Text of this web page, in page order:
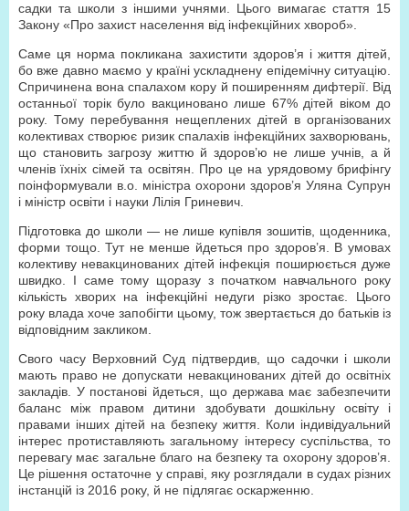
садки та школи з іншими учнями. Цього вимагає стаття 15
Закону «Про захист населення від інфекційних хвороб».
Cаме ця норма покликана захистити здоров’я і життя дітей,
бо вже давно маємо у країні ускладнену епідемічну ситуацію.
Спричинена вона спалахом кору й поширенням дифтерії. Від
останньої торік було вакциновано лише 67% дітей віком до
року. Тому перебування нещеплених дітей в організованих
колективах створює ризик спалахів інфекційних захворювань,
що становить загрозу життю й здоров’ю не лише учнів, а й
членів їхніх сімей та освітян. Про це на урядовому брифінгу
поінформували в.о. міністра охорони здоров’я Уляна Супрун
і міністр освіти і науки Лілія Гриневич.
Підготовка до школи — не лише купівля зошитів, щоденника,
форми тощо. Тут не менше йдеться про здоров’я. В умовах
колективу невакцинованих дітей інфекція поширюється дуже
швидко. І саме тому щоразу з початком навчального року
кількість хворих на інфекційні недуги різко зростає. Цього
року влада хоче запобігти цьому, тож звертається до батьків із
відповідним закликом.
Свого часу Верховний Суд підтвердив, що садочки і школи
мають право не допускати невакцинованих дітей до освітніх
закладів. У постанові йдеться, що держава має забезпечити
баланс між правом дитини здобувати дошкільну освіту і
правами інших дітей на безпеку життя. Коли індивідуальний
інтерес протиставляють загальному інтересу суспільства, то
перевагу має загальне благо на безпеку та охорону здоров’я.
Це рішення остаточне у справі, яку розглядали в судах різних
інстанцій із 2016 року, й не підлягає оскарженню.